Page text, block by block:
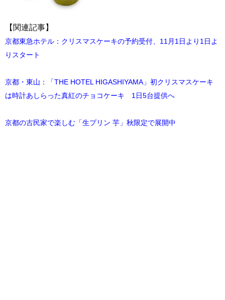
【関連記事】
京都東急ホテル：クリスマスケーキの予約受付、11月1日より1日よ
りスタート
京都・東山：「THE HOTEL HIGASHIYAMA」初クリスマスケーキ
は時計あしらった真紅のチョコケーキ 1日5台提供へ
京都の古民家で楽しむ「生プリン 芋」秋限定で展開中